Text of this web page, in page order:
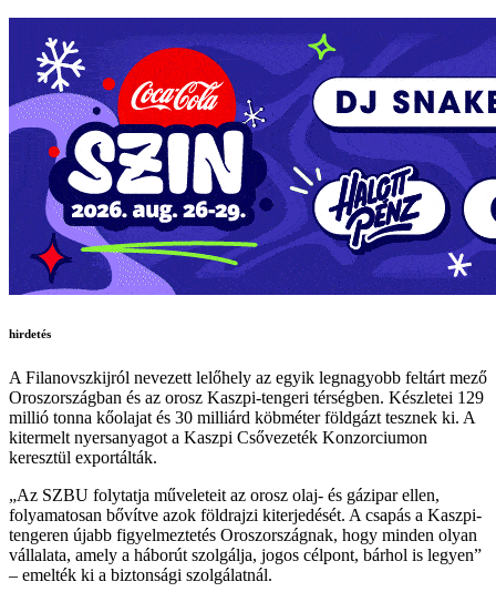
hirdetés
A Filanovszkijról nevezett lelőhely az egyik legnagyobb feltárt mező
Oroszországban és az orosz Kaszpi-tengeri térségben. Készletei 129
millió tonna kőolajat és 30 milliárd köbméter földgázt tesznek ki. A
kitermelt nyersanyagot a Kaszpi Csővezeték Konzorciumon
keresztül exportálták.
„Az SZBU folytatja műveleteit az orosz olaj- és gázipar ellen,
folyamatosan bővítve azok földrajzi kiterjedését. A csapás a Kaszpi-
tengeren újabb figyelmeztetés Oroszországnak, hogy minden olyan
vállalata, amely a háborút szolgálja, jogos célpont, bárhol is legyen”
– emelték ki a biztonsági szolgálatnál.